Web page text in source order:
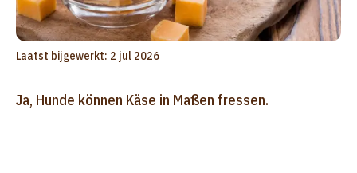
Laatst bijgewerkt: 2 jul 2026
Ja, Hunde können Käse in Maßen fressen.